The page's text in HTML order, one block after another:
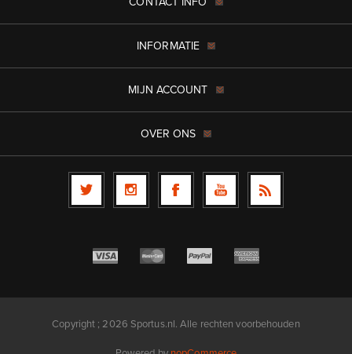
INFORMATIE
MIJN ACCOUNT
OVER ONS
Copyright ; 2026 Sportus.nl. Alle rechten voorbehouden